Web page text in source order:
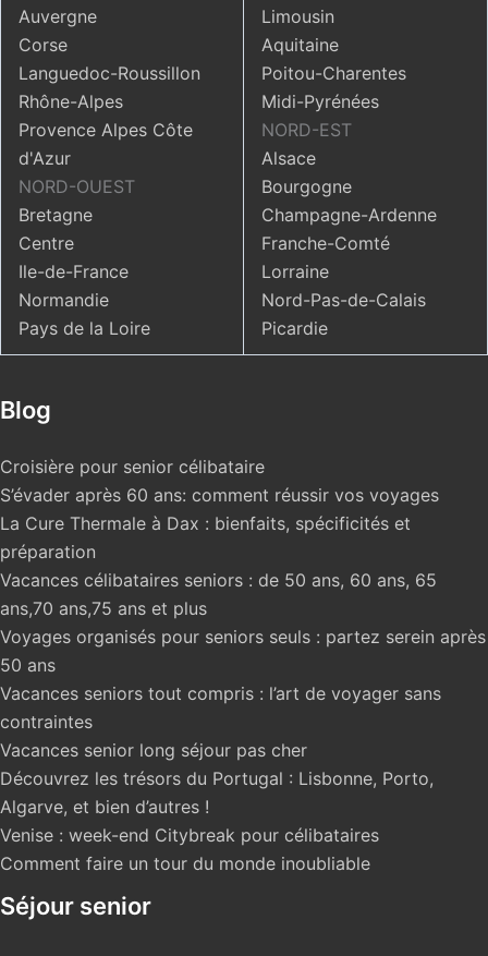
Auvergne
Corse
Languedoc-Roussillon
Rhône-Alpes
Provence Alpes Côte
d'Azur
NORD-OUEST
Bretagne
Centre
Ile-de-France
Normandie
Pays de la Loire
Limousin
Aquitaine
Poitou-Charentes
Midi-Pyrénées
NORD-EST
Alsace
Bourgogne
Champagne-Ardenne
Franche-Comté
Lorraine
Nord-Pas-de-Calais
Picardie
Blog
Croisière pour senior célibataire
S’évader après 60 ans: comment réussir vos voyages
La Cure Thermale à Dax : bienfaits, spécificités et
préparation
Vacances célibataires seniors : de 50 ans, 60 ans, 65
ans,70 ans,75 ans et plus
Voyages organisés pour seniors seuls : partez serein après
50 ans
Vacances seniors tout compris : l’art de voyager sans
contraintes
Vacances senior long séjour pas cher
Découvrez les trésors du Portugal : Lisbonne, Porto,
Algarve, et bien d’autres !
Venise : week-end Citybreak pour célibataires
Comment faire un tour du monde inoubliable
Séjour senior